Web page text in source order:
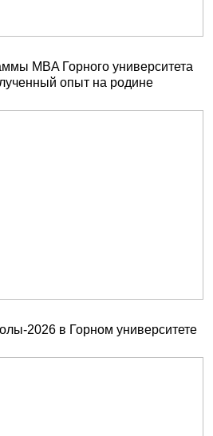
MBA Горного университета
опыт на родине
2026 в Горном университете